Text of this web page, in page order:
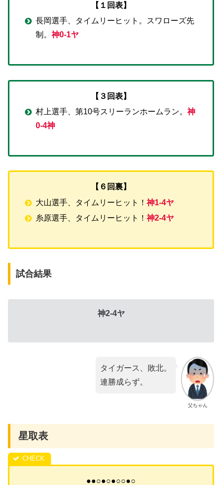
【１回表】
長岡選手、タイムリーヒット。スワローズ先
制。神0-1ヤ
【３回表】
村上選手、第10号スリーランホームラン。神
0-4神
【６回裏】
大山選手、タイムリーヒット！神1-4ヤ
糸原選手、タイムリーヒット！神2-4ヤ
試合結果
神2-4ヤ
父ちゃん
タイガース、敗北。
連勝成らず。
星取表
●●○●○●○○●○